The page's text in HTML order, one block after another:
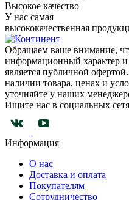
Высокое качество
У нас самая
высококачественная
Обращаем ваше внимание,
информационный характер
является публичной
наличии товара, ценах и
уточняйте у наших
Ищите нас в социальных
Информация
О нас
Доставка и оплата
Покупателям
Сотрудничество